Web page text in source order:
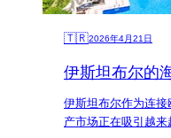
🇹🇷2026年4月21日
伊斯坦布尔的
伊斯坦布尔作为连
产市场正在吸引越